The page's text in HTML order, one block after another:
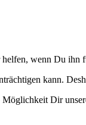
wenn Du ihn
kann.
Dir